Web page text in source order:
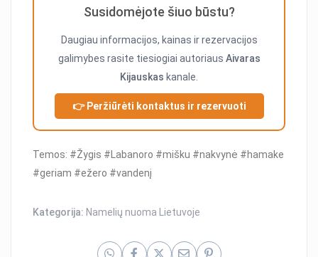
Susidomėjote šiuo būstu?
Daugiau informacijos, kainas ir rezervacijos
galimybes rasite tiesiogiai autoriaus Aivaras
Kijauskas kanale.
👉 Peržiūrėti kontaktus ir rezervuoti
Temos: #Žygis #Labanoro #mišku #nakvynė #hamake
#geriam #ežero #vandenį
Kategorija: Namelių nuoma Lietuvoje